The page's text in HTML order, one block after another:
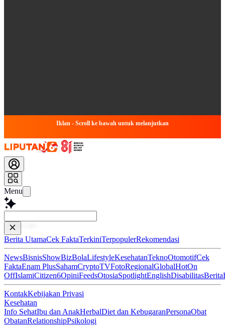
Iklan - Scroll ke bawah untuk melanjutkan
Menu
Baca lebi
Berita UtamaCek FaktaTerkiniTerpopulerRekomendasi
NewsBisnisShowBizBolaLifestyleKesehatanTeknoOtomotifCek
FaktaEnam PlusSahamCryptoTVFotoRegionalGlobalHotOn
OffIslamiCitizen6OpiniFeedsOtosiaSpotlightEnglishDisabilitasBerita
KontakKebijakan Privasi
Kesehatan
Info SehatIbu dan AnakHerbalDiet dan KebugaranPersonaObat
ObatanRelationshipPsikologi